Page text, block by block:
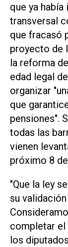
que ya
transversal
que fracasó
proyecto de
la reforma
edad legal
organizar
que
pensiones".
todas las
vienen
próximo 8
"Que la ley
su
completar
los